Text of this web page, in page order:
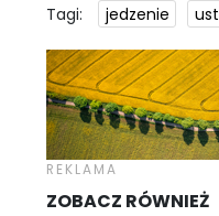
Tagi: jedzenie
ZOBACZ RÓWNIEŻ